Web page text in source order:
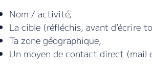
Nom / activité,
La cible (réfléchis, avant d’écrire
Ta zone géographique,
Un moyen de contact direct (mail